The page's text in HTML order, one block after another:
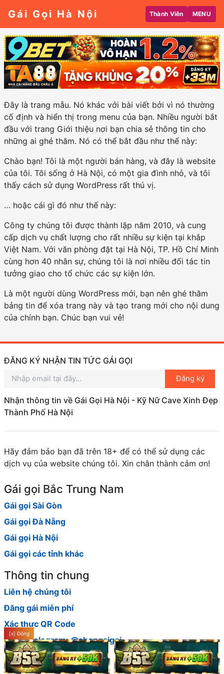
Gái Gọi Hà Nội Thành Viên MENU
Đây là trang mẫu. Nó khác với bài viết bởi vì nó thường
cố định và hiển thị trong menu của bạn. Nhiều người bắt
đầu với trang Giới thiệu nơi bạn chia sẻ thông tin cho
những ai ghé thăm. Nó có thể bắt đầu như thế này:
Chào bạn! Tôi là một người bán hàng, và đây là website
của tôi. Tôi sống ở Hà Nội, có một gia đình nhỏ, và tôi
thấy cách sử dụng WordPress rất thú vị.
… hoặc cái gì đó như thế này:
Công ty chúng tôi được thành lập năm 2010, và cung
cấp dịch vụ chất lượng cho rất nhiều sự kiện tại khắp
Việt Nam. Với văn phòng đặt tại Hà Nội, TP. Hồ Chí Minh
cùng hơn 40 nhân sự, chúng tôi là nơi nhiều đối tác tin
tưởng giao cho tổ chức các sự kiện lớn.
Là một người dùng WordPress mới, bạn nên ghé thăm
bảng tin để xóa trang này và tạo trang mới cho nội dung
của chính bạn. Chúc bạn vui vẻ!
ĐĂNG KÝ NHẬN TIN TỨC GÁI GỌI
Đăng ký
Nhận thông tin về Gái Gọi Hà Nội - Kỹ Nữ Cave Xinh Đẹp
Thành Phố Hà Nội
Hãy đảm bảo bạn đã trên 18+ để có thể sử dụng các
dịch vụ của website chúng tôi. Xin chân thành cảm ơn!
Gái gọi Bắc Trung Nam
Gái gọi Sài Gòn
Gái gọi Đà Nẵng
Gái gọi Hà Nội
Gái gọi các tỉnh khác
Thông tin chung
Liên hệ chúng tôi
Đăng gái miễn phí
Xác thực QR Code
Group telegram: @shopgaigoi
[x] Đóng